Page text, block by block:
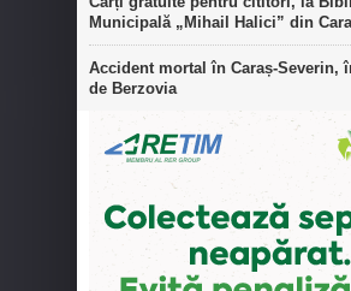
Municipală „Mihail Halici” din
Accident mortal în Caraș-Severin,
de Berzovia